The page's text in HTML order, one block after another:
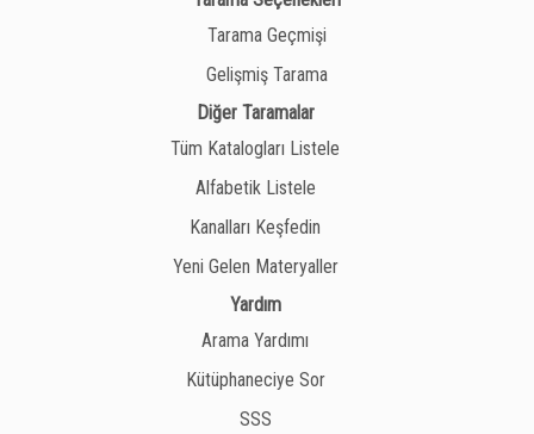
Tarama Geçmişi
Gelişmiş Tarama
Diğer Taramalar
Tüm Katalogları Listele
Alfabetik Listele
Kanalları Keşfedin
Yeni Gelen Materyaller
Yardım
Arama Yardımı
Kütüphaneciye Sor
SSS